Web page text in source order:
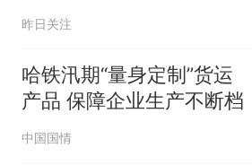
昨日关注
哈铁汛期“量身定制”货运
产品 保障企业生产不断档
中国国情